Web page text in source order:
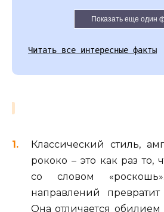
Показать еще один
Читать все интересные факты
Классический стиль,
рококо – это как раз то,
со словом
направлений
Она отличается обилием